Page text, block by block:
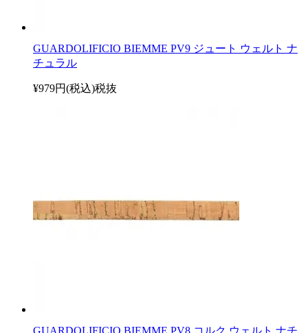
GUARDOLIFICIO BIEMME PV9 ジュート ウェルト ナ
チュラル
¥979円(税込)税抜
GUARDOLIFICIO BIEMME PV8 コルク ウェルト ナチ